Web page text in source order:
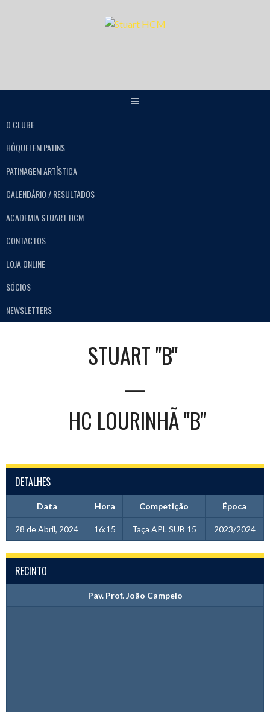
O CLUBE
HÓQUEI EM PATINS
PATINAGEM ARTÍSTICA
CALENDÁRIO / RESULTADOS
ACADEMIA STUART HCM
CONTACTOS
LOJA ONLINE
SÓCIOS
NEWSLETTERS
STUART "B"
—
HC LOURINHÃ "B"
DETALHES
Data Hora Competição Época
28 de Abril, 2024 16:15 Taça APL SUB 15 2023/2024
RECINTO
Pav. Prof. João Campelo